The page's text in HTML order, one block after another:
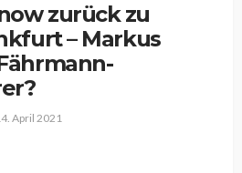
zurück zu
– Markus
April 2021